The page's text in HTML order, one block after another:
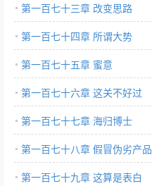
第一百七十三章 改变思路
第一百七十四章 所谓大势
第一百七十五章 蜜意
第一百七十六章 这关不好过
第一百七十七章 海归博士
第一百七十八章 假冒伪劣产品
第一百七十九章 这算是表白